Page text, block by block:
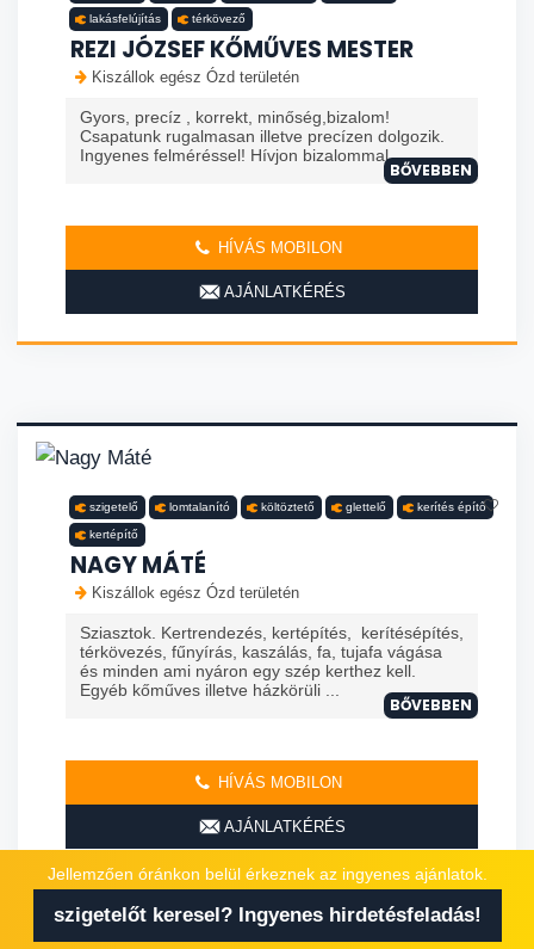
lakásfelújítás térkövező
REZI JÓZSEF KŐMŰVES MESTER
Kiszállok egész Ózd területén
Gyors, precíz , korrekt, minőség,bizalom!
Csapatunk rugalmasan illetve precízen dolgozik.
Ingyenes felméréssel! Hívjon bizalommal.
BŐVEBBEN
HÍVÁS MOBILON
AJÁNLATKÉRÉS
szigetelő lomtalanító költöztető glettelő kerítés építő
kertépítő
NAGY MÁTÉ
Kiszállok egész Ózd területén
Sziasztok. Kertrendezés, kertépítés, kerítésépítés,
térkövezés, fűnyírás, kaszálás, fa, tujafa vágása
és minden ami nyáron egy szép kerthez kell.
Egyéb kőműves illetve házkörüli ...
BŐVEBBEN
HÍVÁS MOBILON
AJÁNLATKÉRÉS
Jellemzően óránkon belül érkeznek az ingyenes ajánlatok.
szigetelőt keresel? Ingyenes hirdetésfeladás!